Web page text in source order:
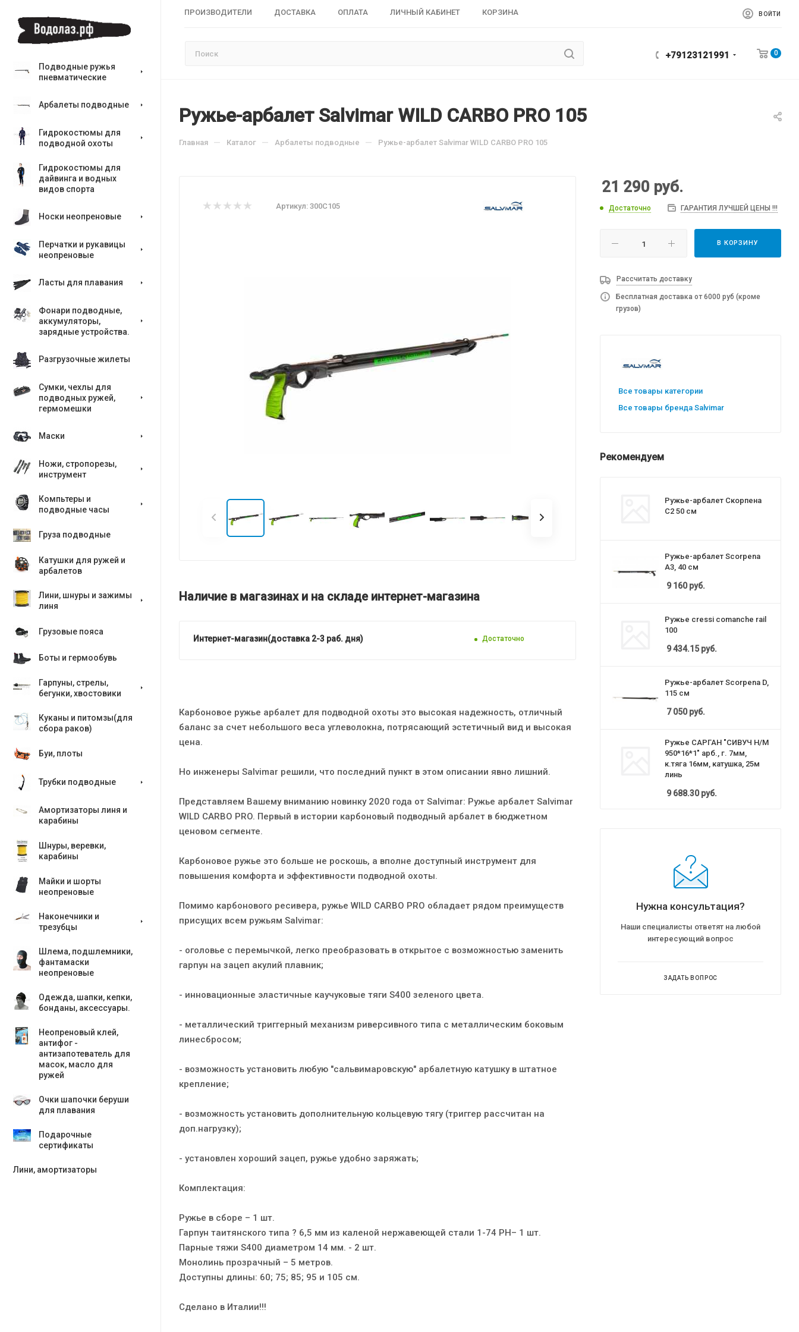
ПРОИЗВОДИТЕЛИ ДОСТАВКА ОПЛАТА ЛИЧНЫЙ КАБИНЕТ КОРЗИНА ВОЙТИ
+79123121991 0
Подводные ружья
пневматические
Арбалеты подводные
Гидрокостюмы для
подводной охоты
Гидрокостюмы для
дайвинга и водных
видов спорта
Носки неопреновые
Перчатки и рукавицы
неопреновые
Ласты для плавания
Фонари подводные,
аккумуляторы,
зарядные устройства.
Разгрузочные жилеты
Сумки, чехлы для
подводных ружей,
гермомешки
Маски
Ножи, стропорезы,
инструмент
Компьтеры и
подводные часы
Груза подводные
Катушки для ружей и
арбалетов
Лини, шнуры и зажимы
линя
Грузовые пояса
Боты и гермообувь
Гарпуны, стрелы,
бегунки, хвостовики
Куканы и питомзы(для
сбора раков)
Буи, плоты
Трубки подводные
Амортизаторы линя и
карабины
Шнуры, веревки,
карабины
Майки и шорты
неопреновые
Наконечники и
трезубцы
Шлема, подшлемники,
фантамаски
неопреновые
Одежда, шапки, кепки,
бонданы, аксесcуары.
Неопреновый клей,
антифог -
антизапотеватель для
масок, масло для
ружей
Очки шапочки беруши
для плавания
Подарочные
сертификаты
Лини, амортизаторы
Ружье-арбалет Salvimar WILD CARBO PRO 105
Главная — Каталог — Арбалеты подводные — Ружье-арбалет Salvimar WILD CARBO PRO 105
Артикул: 300C105
Наличие в магазинах и на складе интернет-магазина
Интернет-магазин(доставка 2-3 раб. дня) Достаточно
Карбоновое ружье арбалет для подводной охоты это высокая надежность, отличный
баланс за счет небольшого веса углеволокна, потрясающий эстетичный вид и высокая
цена.
Но инженеры Salvimar решили, что последний пункт в этом описании явно лишний.
Представляем Вашему вниманию новинку 2020 года от Salvimar: Ружье арбалет Salvimar
WILD CARBO PRO. Первый в истории карбоновый подводный арбалет в бюджетном
ценовом сегменте.
Карбоновое ружье это больше не роскошь, а вполне доступный инструмент для
повышения комфорта и эффективности подводной охоты.
Помимо карбонового ресивера, ружье WILD CARBO PRO обладает рядом преимуществ
присущих всем ружьям Salvimar:
- оголовье с перемычкой, легко преобразовать в открытое с возможностью заменить
гарпун на зацеп акулий плавник;
- инновационные эластичные каучуковые тяги S400 зеленого цвета.
- металлический триггерный механизм риверсивного типа с металлическим боковым
линесбросом;
- возможность установить любую "сальвимаровскую" арбалетную катушку в штатное
крепление;
- возможность установить дополнительную кольцевую тягу (триггер рассчитан на
доп.нагрузку);
- установлен хороший зацеп, ружье удобно заряжать;
Комплектация:
Ружье в сборе – 1 шт.
Гарпун таитянского типа ? 6,5 мм из каленой нержавеющей стали 1-74 PH– 1 шт.
Парные тяжи S400 диаметром 14 мм. - 2 шт.
Монолинь прозрачный – 5 метров.
Доступны длины: 60; 75; 85; 95 и 105 см.
Сделано в Италии!!!
21 290 руб.
Достаточно ГАРАНТИЯ ЛУЧШЕЙ ЦЕНЫ !!!
В КОРЗИНУ
Рассчитать доставку
Бесплатная доставка от 6000 руб (кроме
грузов)
Все товары категории
Все товары бренда Salvimar
Рекомендуем
Ружье-арбалет Скорпена
С2 50 см
Ружье-арбалет Scorpena
A3, 40 см
9 160руб.
Ружье cressi comanche rail
100
9 434.15руб.
Ружье-арбалет Scorpena D,
115 см
7 050руб.
Ружье САРГАН "СИВУЧ H/M
950*16*1" арб., г. 7мм,
к.тяга 16мм, катушка, 25м
линь
9 688.30руб.
Нужна консультация?
Наши специалисты ответят на любой
интересующий вопрос
ЗАДАТЬ ВОПРОС